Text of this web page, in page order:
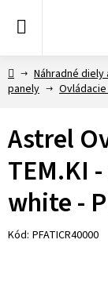
DomovNáhradné
panely
Astrel
TEM.KI
white -
Kód: PFATICR40000